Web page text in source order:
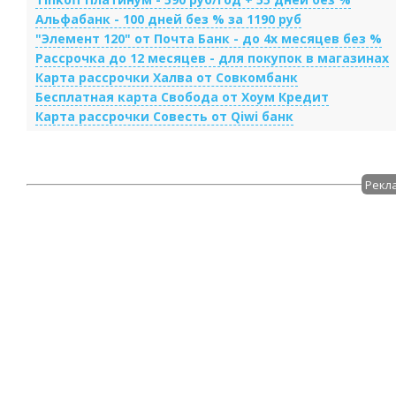
Альфабанк - 100 дней без % за 1190 руб
"Элемент 120" от Почта Банк - до 4х месяцев без %
Рассрочка до 12 месяцев - для покупок в магазинах
Карта рассрочки Халва от Совкомбанк
Бесплатная карта Свобода от Хоум Кредит
Карта рассрочки Совесть от Qiwi банк